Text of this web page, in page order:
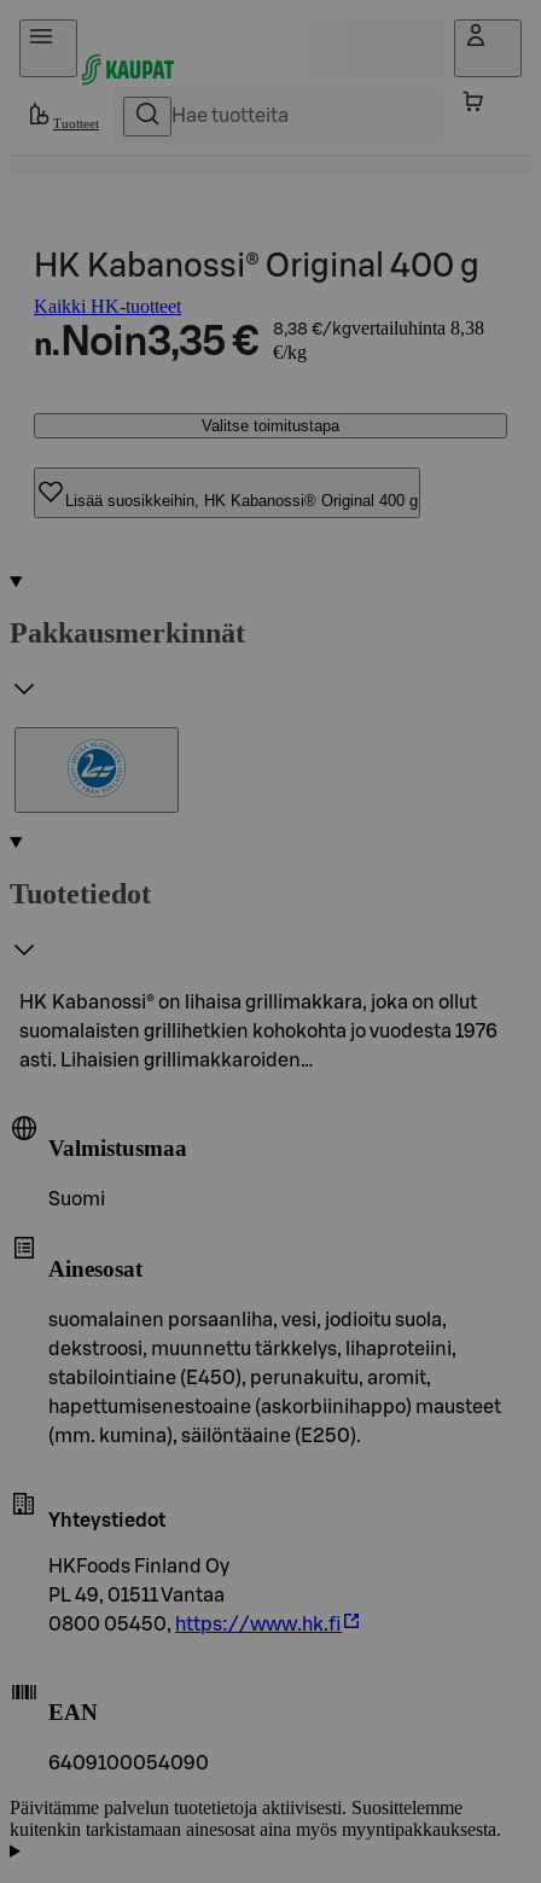
Hyppää sisältöön
Tuotteet
HK Kabanossi® Original 400 g
Kaikki HK-tuotteet
n. Noin3,35 € 8,38 €/kgvertailuhinta 8,38
€/kg
Valitse toimitustapa
Lisää suosikkeihin, HK Kabanossi® Original 400 g
Pakkausmerkinnät
Tuotetiedot
HK Kabanossi® on lihaisa grillimakkara, joka on ollut
suomalaisten grillihetkien kohokohta jo vuodesta 1976
asti. Lihaisien grillimakkaroiden…
Valmistusmaa
Suomi
Ainesosat
suomalainen porsaanliha, vesi, jodioitu suola,
dekstroosi, muunnettu tärkkelys, lihaproteiini,
stabilointiaine (E450), perunakuitu, aromit,
hapettumisenestoaine (askorbiinihappo) mausteet
(mm. kumina), säilöntäaine (E250).
Yhteystiedot
HKFoods Finland Oy
PL 49, 01511 Vantaa
0800 05450, https://www.hk.fi
EAN
6409100054090
Päivitämme palvelun tuotetietoja aktiivisesti. Suosittelemme
kuitenkin tarkistamaan ainesosat aina myös myyntipakkauksesta.